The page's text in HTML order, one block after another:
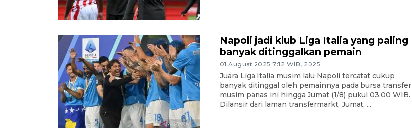
Napoli jadi klub Liga Italia yang paling
banyak ditinggalkan pemain
01 August 2025 7:12 WIB, 2025
Juara Liga Italia musim lalu Napoli tercatat cukup
banyak ditinggal oleh pemainnya pada bursa transfer
musim panas ini hingga Jumat (1/8) pukul 03.00 WIB.
Dilansir dari laman transfermarkt, Jumat, ...